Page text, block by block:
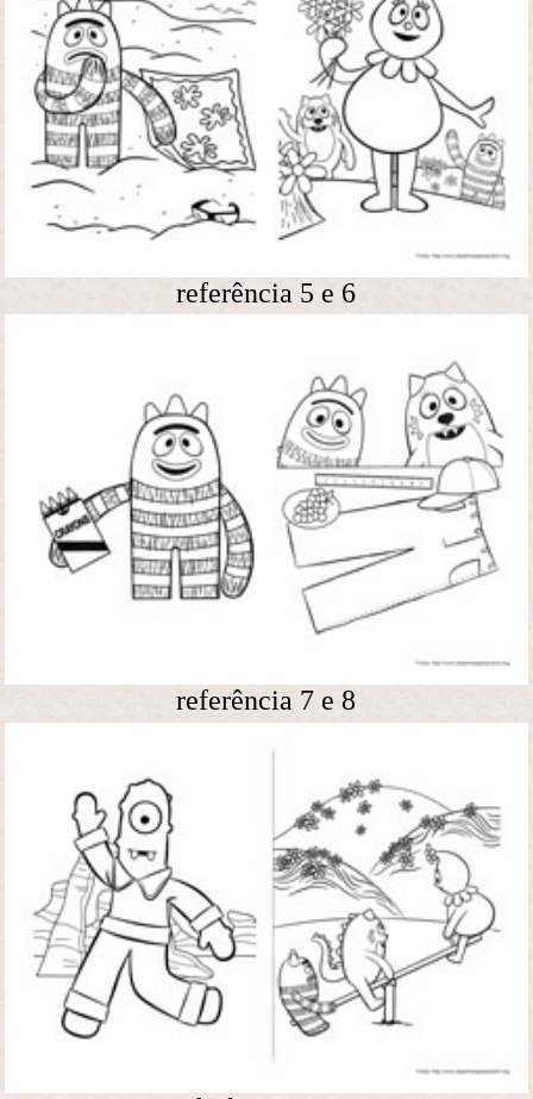
referência 5 e 6
referência 7 e 8